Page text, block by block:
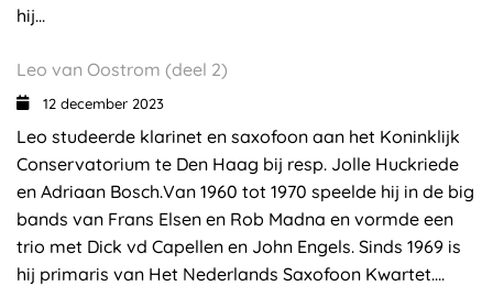
hij...
Leo van Oostrom (deel 2)
12 december 2023
Leo studeerde klarinet en saxofoon aan het Koninklijk
Conservatorium te Den Haag bij resp. Jolle Huckriede
en Adriaan Bosch.Van 1960 tot 1970 speelde hij in de big
bands van Frans Elsen en Rob Madna en vormde een
trio met Dick vd Capellen en John Engels. Sinds 1969 is
hij primaris van Het Nederlands Saxofoon Kwartet....